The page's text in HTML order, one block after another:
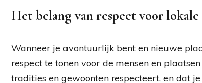
Het belang van respect voor
Wanneer je avontuurlijk bent en nieuwe
respect te tonen voor de mensen en
tradities en gewoonten respecteert, en dat